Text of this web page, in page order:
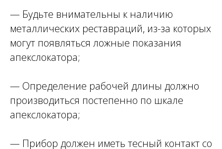
— Будьте внимательны к наличию
металлических реставраций, из-за которых
могут появляться ложные показания
апекслокатора;
— Определение рабочей длины должно
производиться постепенно по шкале
апекслокатора;
— Прибор должен иметь тесный контакт со